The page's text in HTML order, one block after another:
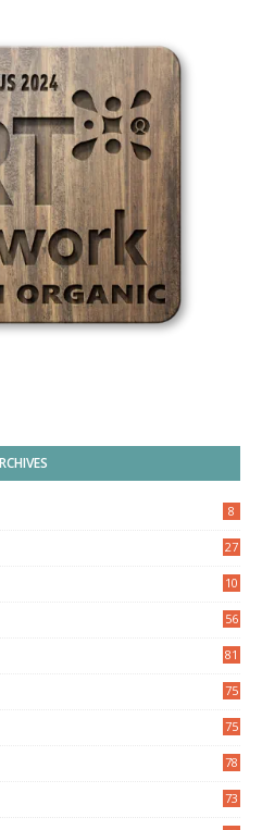
8
27
10
56
81
75
75
78
73